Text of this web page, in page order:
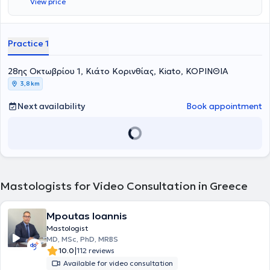
Practice 1
28ης Οκτωβρίου 1, Κιάτο Κορινθίας, Kiato, ΚΟΡΙΝΘΙΑ
3,8 km
Next availability Book appointment
Mastologists for Video Consultation in Greece
Mpoutas Ioannis
Mastologist
MD, MSc, PhD, MRBS
10.0|112 reviews
Available for video consultation